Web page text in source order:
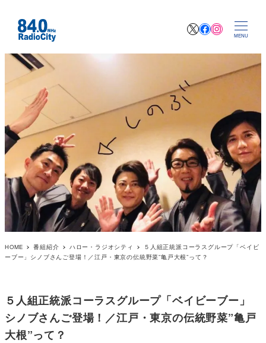
XFacebook
MENU
HOME 番組紹介 ハロー・ラジオシティ
５人組正統派コーラスグループ「ベイビ
ーブー」シノブさんご登場！／江戸・東京の伝統野菜”亀戸大根”って？
５人組正統派コーラスグループ「ベイビーブー」
シノブさんご登場！／江戸・東京の伝統野菜”亀戸
大根”って？